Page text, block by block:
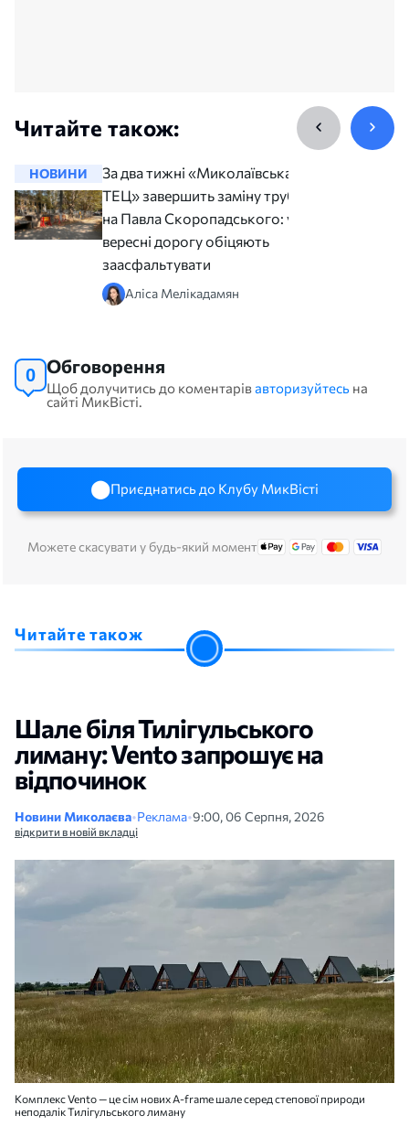
Читайте також:
НОВИНИ
За два тижні «Миколаївська
ТЕЦ» завершить заміну труб
на Павла Скоропадського: у
вересні дорогу обіцяють
заасфальтувати
Аліса Мелікадамян
0 Обговорення
Щоб долучитись до коментарівавторизуйтесь на
сайті МикВісті.
Приєднатись до Клубу МикВісті
Можете скасувати у будь-який момент
Читайте також
Шале біля Тилігульського
лиману: Vento запрошує на
відпочинок
Новини Миколаєва•Реклама•9:00, 06 Серпня, 2026
відкрити в новій вкладці
Комплекс Vento — це сім нових A-frame шале серед степової природи
неподалік Тилігульського лиману